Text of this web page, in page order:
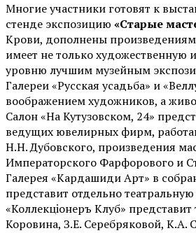
Многие участники готовят к
стенде экспозицию «Старые
Крови, дополнены
имеет не только художественную
уровню лучшим музейным
Галереи «Русская усадьба» и
воображением художников, а
Салон «На Кутузовском, 24»
ведущих ювелирных фирм,
Н.Н. Дубовского, произведения
Императорского Фарфорового и
Галерея «Кардашиди Арт» в
представит отдельно
«Коллекцiонеръ Клуб»
Коровина, З.Е. Серебряковой, К.А.